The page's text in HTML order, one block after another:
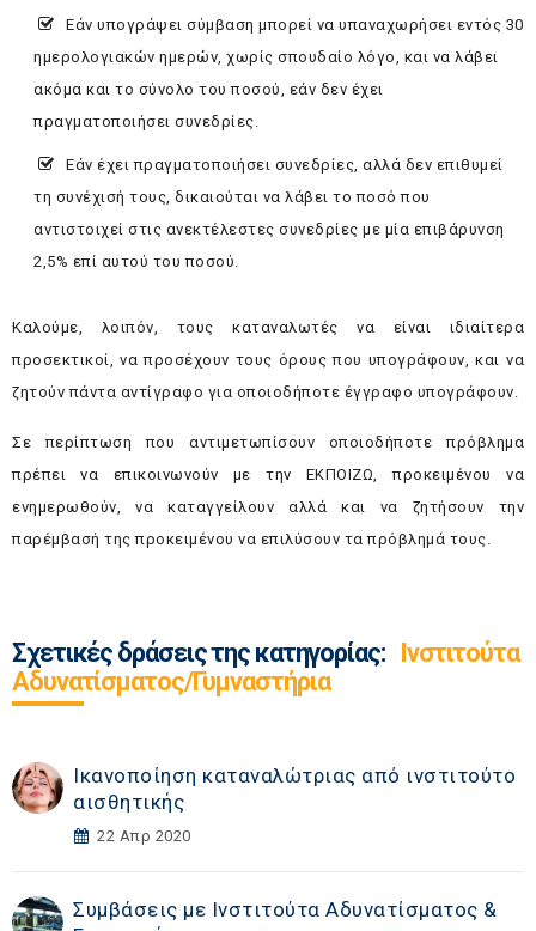
Εάν υπογράψει σύμβαση μπορεί να υπαναχωρήσει εντός 30
ημερολογιακών ημερών, χωρίς σπουδαίο λόγο, και να λάβει
ακόμα και το σύνολο του ποσού, εάν δεν έχει
πραγματοποιήσει συνεδρίες.
Εάν έχει πραγματοποιήσει συνεδρίες, αλλά δεν επιθυμεί
τη συνέχισή τους, δικαιούται να λάβει το ποσό που
αντιστοιχεί στις ανεκτέλεστες συνεδρίες με μία επιβάρυνση
2,5% επί αυτού του ποσού.
Καλούμε, λοιπόν, τους καταναλωτές να είναι ιδιαίτερα
προσεκτικοί, να προσέχουν τους όρους που υπογράφουν, και να
ζητούν πάντα αντίγραφο για οποιοδήποτε έγγραφο υπογράφουν.
Σε περίπτωση που αντιμετωπίσουν οποιοδήποτε πρόβλημα
πρέπει να επικοινωνούν με την ΕΚΠΟΙΖΩ, προκειμένου να
ενημερωθούν, να καταγγείλουν αλλά και να ζητήσουν την
παρέμβασή της προκειμένου να επιλύσουν τα πρόβλημά τους.
Σχετικές δράσεις της κατηγορίας: Ινστιτούτα
Αδυνατίσματος/Γυμναστήρια
Ικανοποίηση καταναλώτριας από ινστιτούτο
αισθητικής
22 Απρ 2020
Συμβάσεις με Ινστιτούτα Αδυνατίσματος &